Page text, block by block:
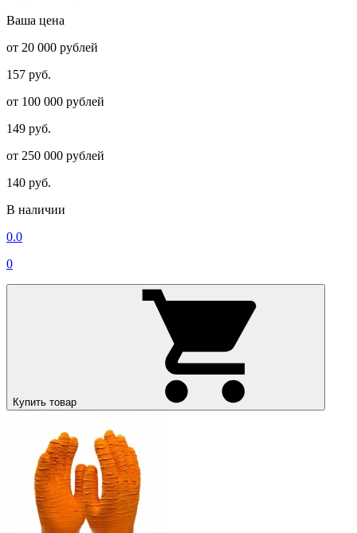
Ваша цена
от 20 000 рублей
157 руб.
от 100 000 рублей
149 руб.
от 250 000 рублей
140 руб.
В наличии
0.0
0
Купить товар